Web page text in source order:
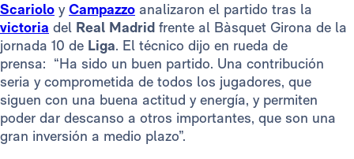
Scariolo yCampazzo analizaron el partido tras la
victoria del Real Madrid frente al Bàsquet Girona de la
jornada 10 de Liga. El técnico dijo en rueda de
prensa: “Ha sido un buen partido. Una contribución
seria y comprometida de todos los jugadores, que
siguen con una buena actitud y energía, y permiten
poder dar descanso a otros importantes, que son una
gran inversión a medio plazo”.